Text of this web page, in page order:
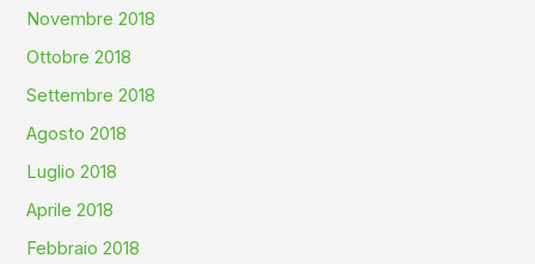
Novembre 2018
Ottobre 2018
Settembre 2018
Agosto 2018
Luglio 2018
Aprile 2018
Febbraio 2018